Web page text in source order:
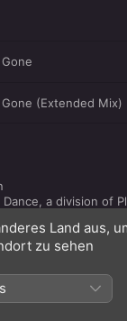
(Extended Mix)
a division of
Land aus,
zu sehen